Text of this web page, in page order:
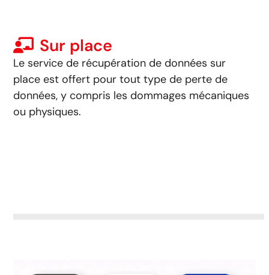
Sur place
Le service de récupération de données sur
place est offert pour tout type de perte de
données, y compris les dommages mécaniques
ou physiques.